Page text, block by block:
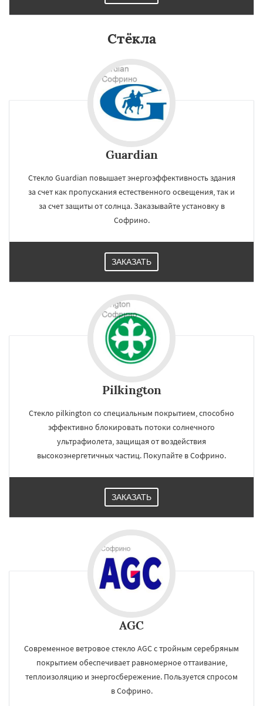
Уваровка Удельная
Фряново Хорлово
Шаховская
Стёкла
Guardian
Стекло Guardian повышает энергоэффективность здания
за счет как пропускания естественного освещения, так и
за счет защиты от солнца. Заказывайте установку в
Софрино.
ЗАКАЗАТЬ
Pilkington
Стекло pilkington со специальным покрытием, способно
эффективно блокировать потоки солнечного
ультрафиолета, защищая от воздействия
высокоэнергетичных частиц. Покупайте в Софрино.
ЗАКАЗАТЬ
AGC
Современное ветровое стекло AGC с тройным серебряным
покрытием обеспечивает равномерное оттаивание,
теплоизоляцию и энергосбережение. Пользуется спросом
в Софрино.
УЗНАТЬ ПОДРОБНЕЕ